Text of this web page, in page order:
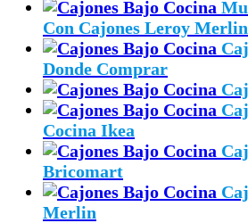
Con Cajones Leroy Merlin
Donde Comprar
Cocina Ikea
Bricomart
Merlin